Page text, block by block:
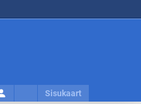
Sisukaart